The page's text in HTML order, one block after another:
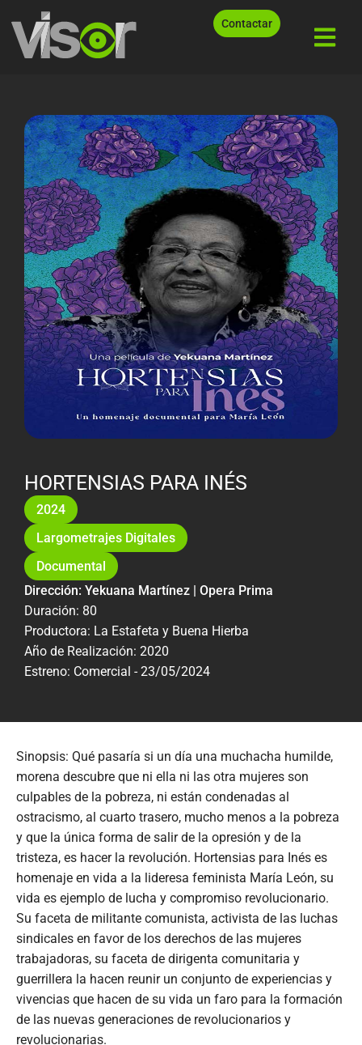
Contactar
HORTENSIAS PARA INÉS
2024
Largometrajes Digitales
Documental
Dirección: Yekuana Martínez | Opera Prima
Duración: 80
Productora: La Estafeta y Buena Hierba
Año de Realización: 2020
Estreno: Comercial - 23/05/2024
Sinopsis: Qué pasaría si un día una muchacha humilde,
morena descubre que ni ella ni las otra mujeres son
culpables de la pobreza, ni están condenadas al
ostracismo, al cuarto trasero, mucho menos a la pobreza
y que la única forma de salir de la opresión y de la
tristeza, es hacer la revolución. Hortensias para Inés es
homenaje en vida a la lideresa feminista María León, su
vida es ejemplo de lucha y compromiso revolucionario.
Su faceta de militante comunista, activista de las luchas
sindicales en favor de los derechos de las mujeres
trabajadoras, su faceta de dirigenta comunitaria y
guerrillera la hacen reunir un conjunto de experiencias y
vivencias que hacen de su vida un faro para la formación
de las nuevas generaciones de revolucionarios y
revolucionarias.